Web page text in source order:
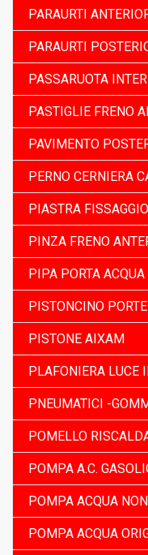
PARAURTI
PARAURTI
PASSARUOTA
PASTIGLIE FRENO
PAVIMENTO
PERNO CERNIERA
PIASTRA
PINZA FRENO
PIPA PORTA ACQUA
PISTONCINO
PISTONE AIXAM
PLAFONIERA LUCE
PNEUMATICI -
POMELLO
POMPA A.C.
POMPA ACQUA
POMPA ACQUA